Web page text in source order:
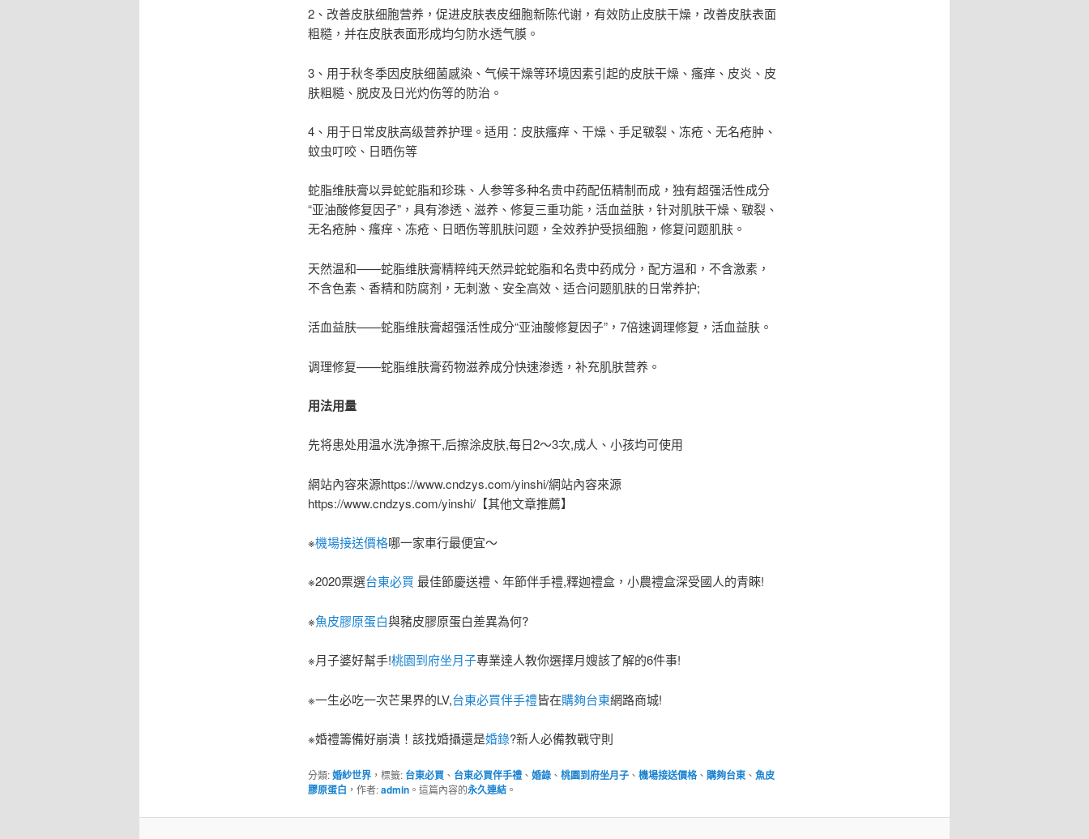
2、改善皮肤细胞营养，促进皮肤表皮细胞新陈代谢，有效防止皮肤干燥，改善皮肤表面
粗糙，并在皮肤表面形成均匀防水透气膜。
3、用于秋冬季因皮肤细菌感染、气候干燥等环境因素引起的皮肤干燥、瘙痒、皮炎、皮
肤粗糙、脱皮及日光灼伤等的防治。
4、用于日常皮肤高级营养护理。适用：皮肤瘙痒、干燥、手足皲裂、冻疮、无名疮肿、
蚊虫叮咬、日晒伤等
蛇脂维肤膏以异蛇蛇脂和珍珠、人参等多种名贵中药配伍精制而成，独有超强活性成分
“亚油酸修复因子”，具有渗透、滋养、修复三重功能，活血益肤，针对肌肤干燥、皲裂、
无名疮肿、瘙痒、冻疮、日晒伤等肌肤问题，全效养护受损细胞，修复问题肌肤。
天然温和——蛇脂维肤膏精粹纯天然异蛇蛇脂和名贵中药成分，配方温和，不含激素，
不含色素、香精和防腐剂，无刺激、安全高效、适合问题肌肤的日常养护;
活血益肤——蛇脂维肤膏超强活性成分“亚油酸修复因子”，7倍速调理修复，活血益肤。
调理修复——蛇脂维肤膏药物滋养成分快速渗透，补充肌肤营养。
用法用量
先将患处用温水洗净擦干,后擦涂皮肤,每日2～3次,成人、小孩均可使用
網站內容來源https://www.cndzys.com/yinshi/網站內容來源
https://www.cndzys.com/yinshi/【其他文章推薦】
※機場接送價格哪一家車行最便宜～
※2020票選台東必買 最佳節慶送禮、年節伴手禮,釋迦禮盒，小農禮盒深受國人的青睞!
※魚皮膠原蛋白與豬皮膠原蛋白差異為何?
※月子婆好幫手!桃園到府坐月子專業達人教你選擇月嫂該了解的6件事!
※一生必吃一次芒果界的LV,台東必買伴手禮皆在購夠台東網路商城!
※婚禮籌備好崩潰！該找婚攝還是婚錄?新人必備教戰守則
分類:婚紗世界，標籤: 台東必買、 台東必買伴手禮、 婚錄、 桃園到府坐月子、 機場接送價格、 購夠台東、 魚皮
膠原蛋白 ，作者:admin。這篇內容的永久連結。